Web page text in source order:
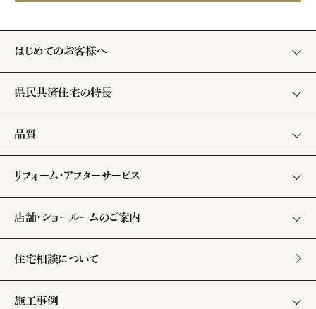
はじめてのお客様へ
県民共済住宅の特長
品質
リフォーム・アフターサービス
店舗・ショールームのご案内
住宅相談について
施工事例